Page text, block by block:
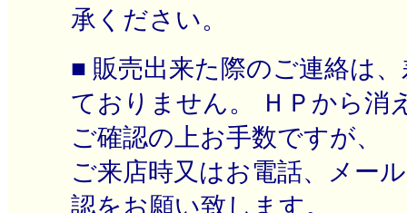
承ください。
■ 販売出来た際のご連絡は
ておりません。 ＨＰから消
ご確認の上お手数ですが、
ご来店時又はお電話、メー
認をお願い致します。